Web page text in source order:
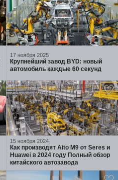
17 ноября 2025
Крупнейший завод BYD: новый
автомобиль каждые 60 секунд
15 ноября 2024
Как производят Aito M9 от Seres и
Huawei в 2024 году Полный обзор
китайского автозавода